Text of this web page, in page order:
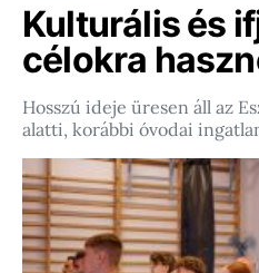
Kulturális és
célokra
Hosszú ideje üresen áll az
alatti, korábbi óvodai